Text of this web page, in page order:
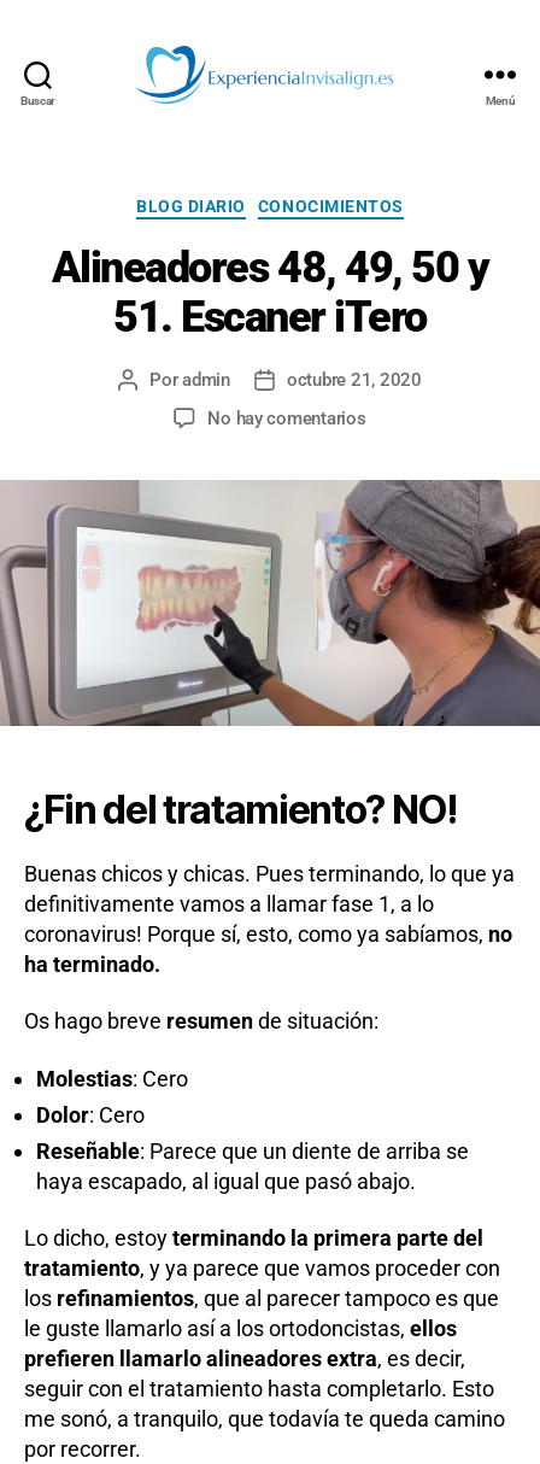
Buscar Menú
Categorías
BLOG DIARIO CONOCIMIENTOS
Alineadores 48, 49, 50 y
51. Escaner iTero
Autor
Poradmin
Fechaoctubre 21, 2020
No hay comentariosen
49,
50
y
51.
Escaner
iTero
¿Fin del tratamiento? NO!
Buenas chicos y chicas. Pues terminando, lo que ya
definitivamente vamos a llamar fase 1, a lo
coronavirus! Porque sí, esto, como ya sabíamos, no
ha terminado.
Os hago breve resumende situación:
Molestias: Cero
Dolor: Cero
Reseñable: Parece que un diente de arriba se
haya escapado, al igual que pasó abajo.
Lo dicho, estoyterminando la primera parte del
tratamiento, y ya parece que vamos proceder con
los refinamientos, que al parecer tampoco es que
le guste llamarlo así a los ortodoncistas, ellos
prefieren llamarlo alineadores extra, es decir,
seguir con el tratamiento hasta completarlo. Esto
me sonó, a tranquilo, que todavía te queda camino
por recorrer.